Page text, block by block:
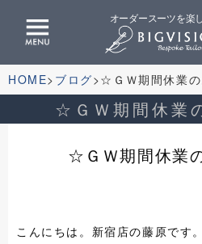
オーダースーツを楽
HOME ブログ ☆ＧＷ期間休業
☆ＧＷ期間休業
☆ＧＷ期間休業
こんにちは。新宿店の藤原です。